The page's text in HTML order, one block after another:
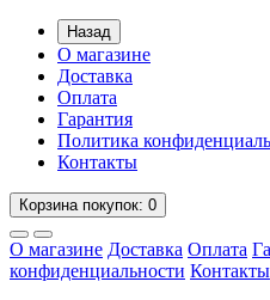
Назад
О магазине
Доставка
Оплата
Гарантия
Политика
Контакты
Корзинапокупок: 0
О магазине Доставка Оплата
конфиденциальности Контакты